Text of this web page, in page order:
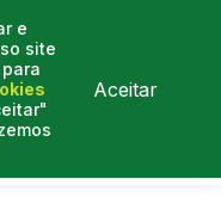
e
site
Aceitar